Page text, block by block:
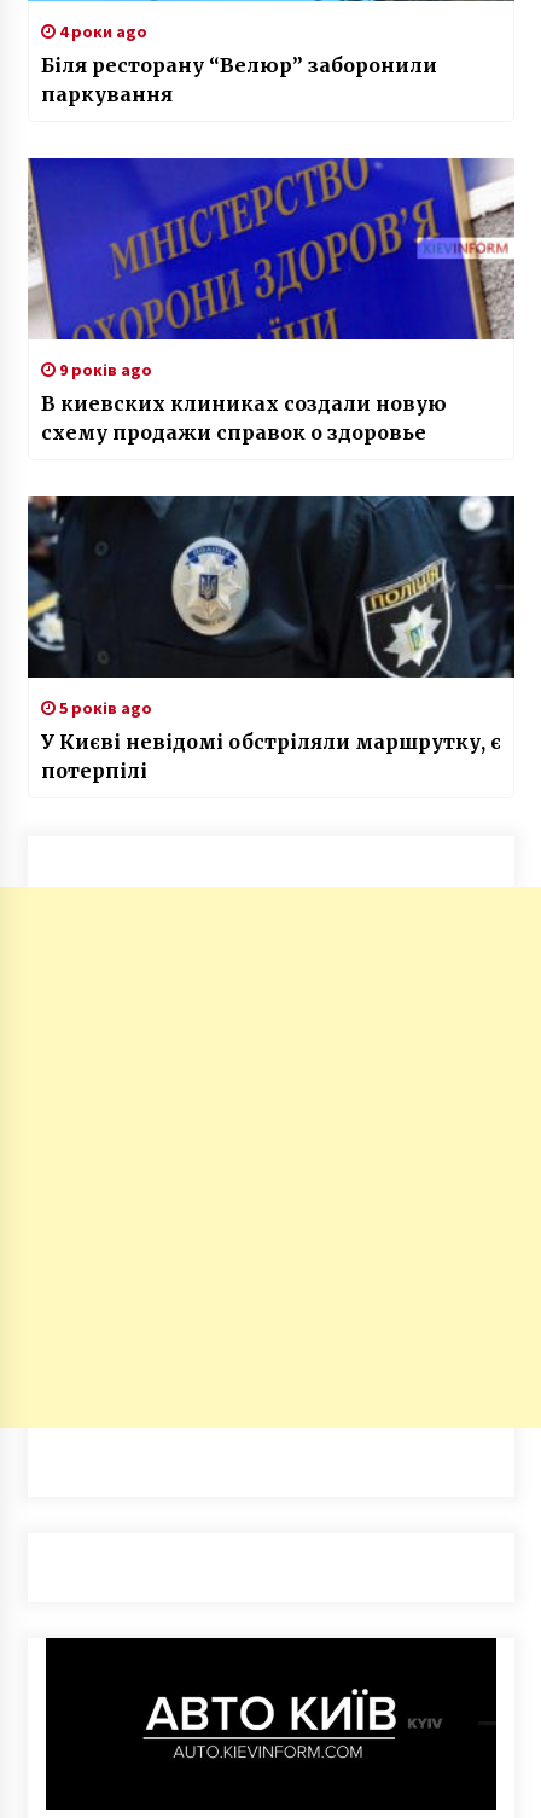
4 роки ago
Біля ресторану “Велюр” заборонили
паркування
9 років ago
В киевских клиниках создали новую
схему продажи справок о здоровье
5 років ago
У Києві невідомі обстріляли маршрутку, є
потерпілі